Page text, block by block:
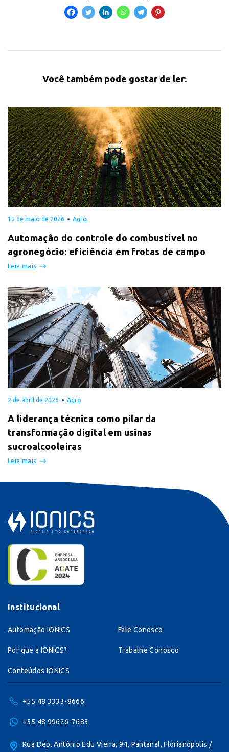
Você também pode gostar de ler:
19 de maio de 2026 Agro
Automação do controle do combustível no
agronegócio: eficiência em frotas de campo
Leia mais
2 de abril de 2026 Agro
A liderança técnica como pilar da
transformação digital em usinas
sucroalcooleiras
Leia mais
Institucional
Automação IONICS
Por que a IONICS?
Conteúdos IONICS
Fale Conosco
Trabalhe Conosco
+55 48 3333-8666
+55 48 99626-7683
Rua Dep. Antônio Edu Vieira, 94, Pantanal, Florianópolis /